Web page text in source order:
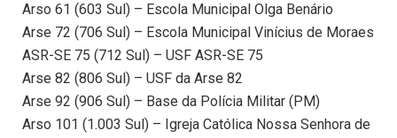
Arso 61 (603 Sul) – Escola Municipal Olga Benário
Arse 72 (706 Sul) – Escola Municipal Vinícius de Moraes
ASR-SE 75 (712 Sul) – USF ASR-SE 75
Arse 82 (806 Sul) – USF da Arse 82
Arse 92 (906 Sul) – Base da Polícia Militar (PM)
Arso 101 (1.003 Sul) – Igreja Católica Nossa Senhora de